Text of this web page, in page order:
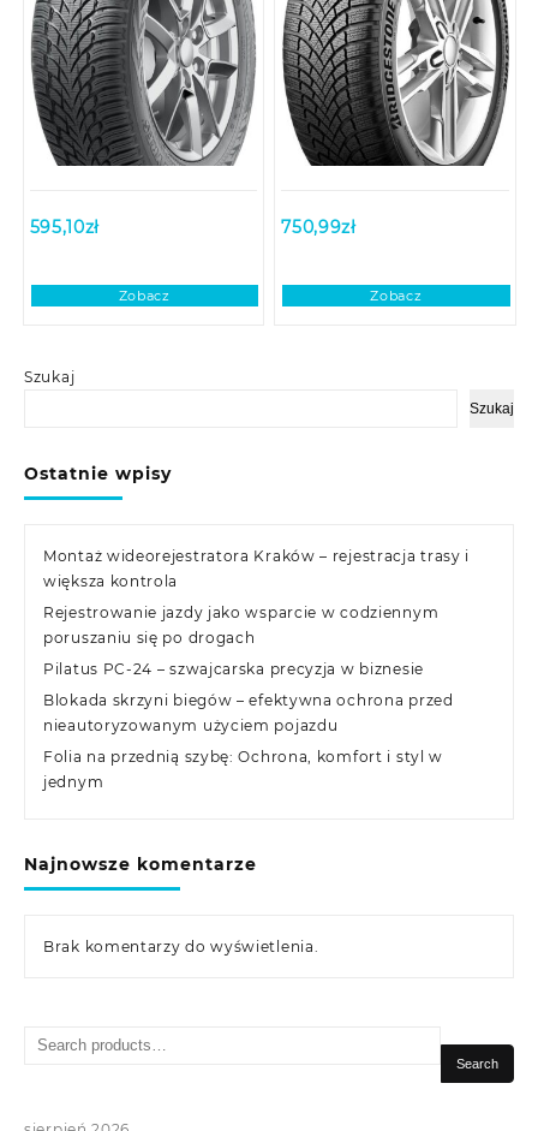
Szukaj
Szukaj
Ostatnie wpisy
Montaż wideorejestratora Kraków – rejestracja trasy i
większa kontrola
Rejestrowanie jazdy jako wsparcie w codziennym
poruszaniu się po drogach
Pilatus PC-24 – szwajcarska precyzja w biznesie
Blokada skrzyni biegów – efektywna ochrona przed
nieautoryzowanym użyciem pojazdu
Folia na przednią szybę: Ochrona, komfort i styl w
jednym
Najnowsze komentarze
Brak komentarzy do wyświetlenia.
595,10zł
Zobacz
750,99zł
Zobacz
Search
Search